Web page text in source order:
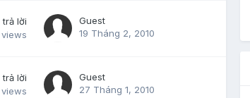
trả lời
views
Guest
19 Tháng 2, 2010
trả lời
views
Guest
27 Tháng 1, 2010